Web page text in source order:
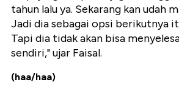
tahun lalu ya. Sekarang kan udah
Jadi dia sebagai opsi berikutnya
Tapi dia tidak akan bisa
sendiri," ujar Faisal.
(haa/haa)